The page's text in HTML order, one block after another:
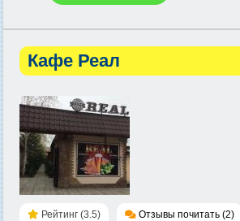
Кафе Реал
Рейтинг (3.5) Отзывы почитать (2)